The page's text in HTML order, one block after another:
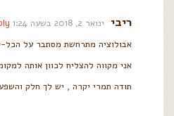
ריבי ינואר 2, 2018 בשעה 1:24 pm
אבולוציה מתרחשת מסתבר על הכל-
אני מקווה להצליח לכוון אותה
תודה תמרי יקרה , יש לך חלק